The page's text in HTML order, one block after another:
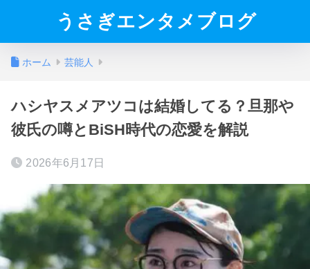
うさぎエンタメブログ
ホーム 芸能人
ハシヤスメアツコは結婚してる？旦那や
彼氏の噂とBiSH時代の恋愛を解説
2026年6月17日